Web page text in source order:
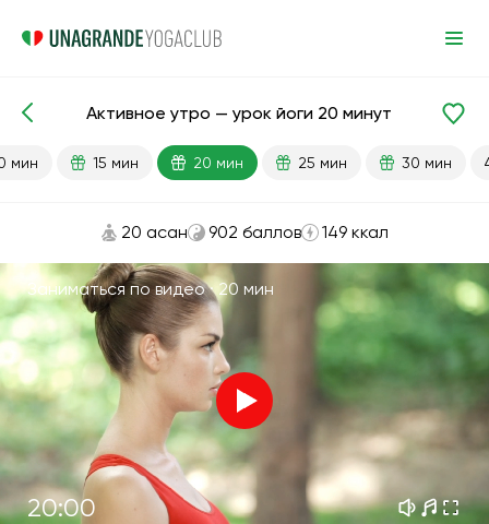
Готовые уроки Энергия
Активное утро — урок йоги 20 минут
мин 15 мин 20 мин 25 мин 30 мин
20 асан 902 баллов 149 ккал
Заниматься по видео · 20 мин
20:00